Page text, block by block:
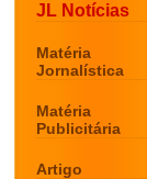
JL Notícias
Matéria
Jornalística
Matéria
Publicitária
Artigo